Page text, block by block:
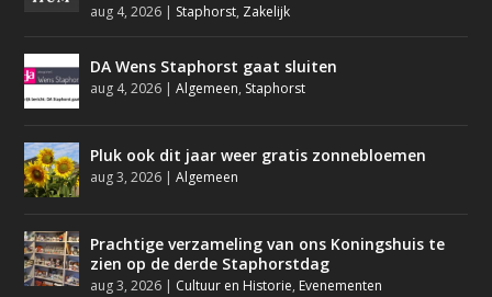
aug 4, 2026 Staphorst, Zakelijk
DA Wens Staphorst gaat sluiten
aug 4, 2026 |Algemeen, Staphorst
Pluk ook dit jaar weer gratis zonnebloemen
aug 3, 2026 |Algemeen
Prachtige verzameling van ons Koningshuis te
zien op de derde Staphorstdag
aug 3, 2026 Cultuur en Historie, Evenementen